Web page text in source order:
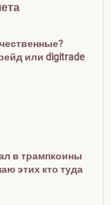
или digitrade
в трампкоины
этих кто туда